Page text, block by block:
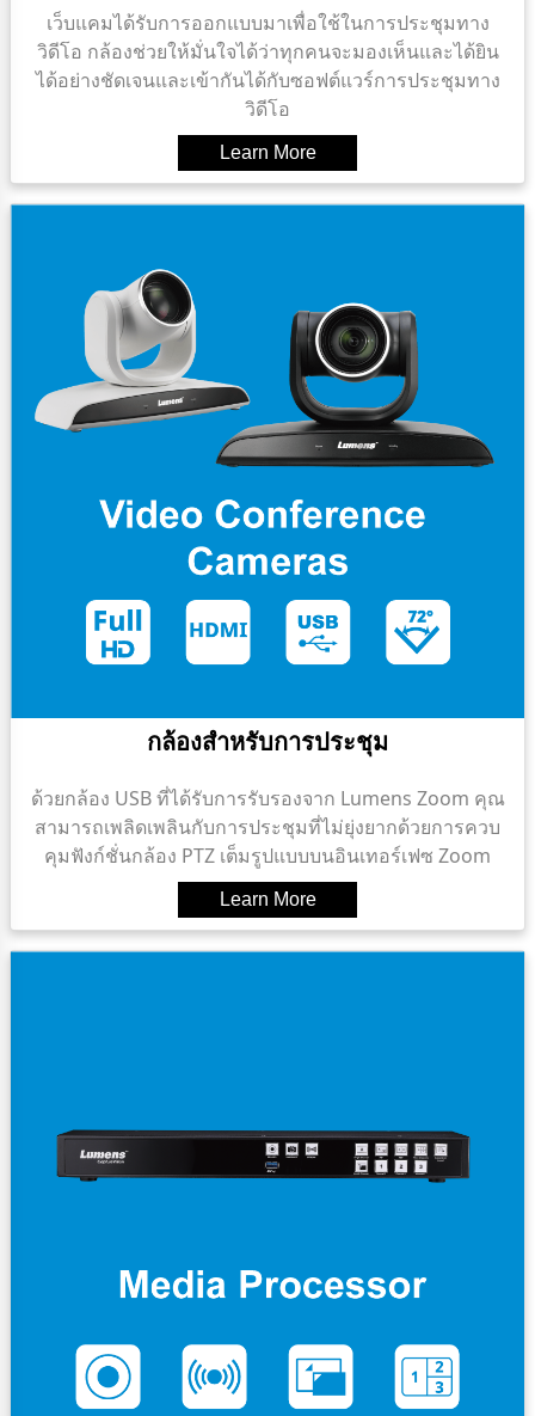
เว็บแคมได้รับการออกแบบมาเพื่อใช้ในการประชุมทาง
วิดีโอ กล้องช่วยให้มั่นใจได้ว่าทุกคนจะมองเห็นและได้ยิน
ได้อย่างชัดเจนและเข้ากันได้กับซอฟต์แวร์การประชุมทาง
วิดีโอ
กล้องสําหรับการประชุม
ด้วยกล้อง USB ที่ได้รับการรับรองจาก Lumens Zoom คุณ
สามารถเพลิดเพลินกับการประชุมที่ไม่ยุ่งยากด้วยการควบ
คุมฟังก์ชั่นกล้อง PTZ เต็มรูปแบบบนอินเทอร์เฟซ Zoom